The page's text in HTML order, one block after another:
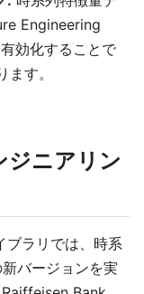
Engineering
効化することで
す。
ジニアリン
ラリでは、時系
バージョンを実